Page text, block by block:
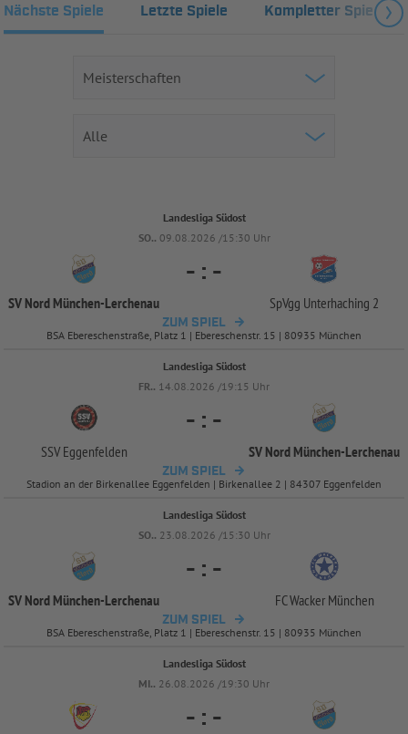
Nächste Spiele Letzte Spiele Kompletter Spielplan
Landesliga Südost
SO.. 09.08.2026 /15:30 Uhr
SV Nord München-Lerchenau
- : -
SpVgg Unterhaching 2
ZUM SPIEL
BSA Ebereschenstraße, Platz 1 | Ebereschenstr. 15 | 80935 München
Landesliga Südost
FR.. 14.08.2026 /19:15 Uhr
SSV Eggenfelden
- : -
SV Nord München-Lerchenau
ZUM SPIEL
Stadion an der Birkenallee Eggenfelden | Birkenallee 2 | 84307 Eggenfelden
Landesliga Südost
SO.. 23.08.2026 /15:30 Uhr
SV Nord München-Lerchenau
- : -
FC Wacker München
ZUM SPIEL
BSA Ebereschenstraße, Platz 1 | Ebereschenstr. 15 | 80935 München
Landesliga Südost
MI.. 26.08.2026 /19:30 Uhr
- : -